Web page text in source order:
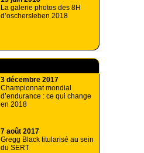
La galerie photos des 8H
d’oschersleben 2018
3 décembre 2017
Championnat mondial
d’endurance : ce qui change
en 2018
7 août 2017
Gregg Black titularisé au sein
du SERT